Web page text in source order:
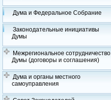
Дума и Федеральное Собрание
Законодательные инициативы
Думы
Межрегиональное сотрудничество
Думы (договоры и соглашения)
Дума и органы местного
самоуправления